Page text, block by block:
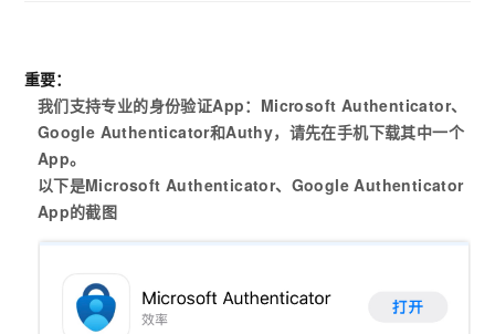
重要：
我们支持专业的身份验证App：Microsoft Authenticator、
Google Authenticator和Authy，请先在手机下载其中一个
App。
以下是Microsoft Authenticator、Google Authenticator
App的截图